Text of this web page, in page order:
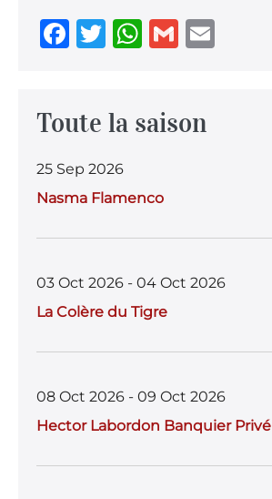
F
e
o
o
k
T
te
W
s
p
G
l
Toute la saison
25 Sep 2026
Nasma Flamenco
03 Oct 2026 - 04 Oct 2026
La Colère du Tigre
08 Oct 2026 - 09 Oct 2026
Hector Labordon Banquier Privé